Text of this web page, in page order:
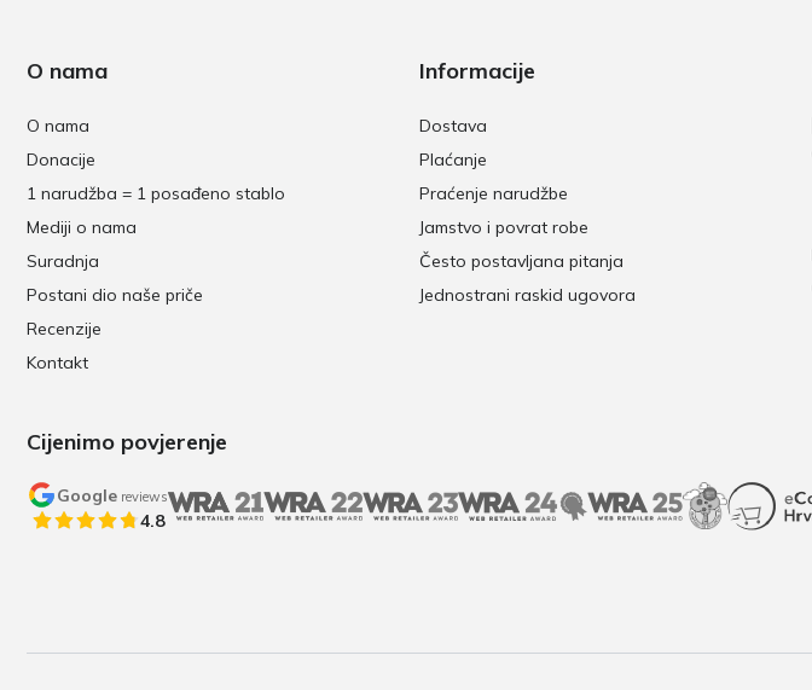
O nama
O nama
Donacije
1 narudžba = 1 posađeno stablo
Mediji o nama
Suradnja
Postani dio naše priče
Recenzije
Kontakt
Informacije
Dostava
Plaćanje
Praćenje narudžbe
Jamstvo i povrat robe
Često postavljana pitanja
Jednostrani raskid ugovora
Cijenimo povjerenje
Google reviews
4.8